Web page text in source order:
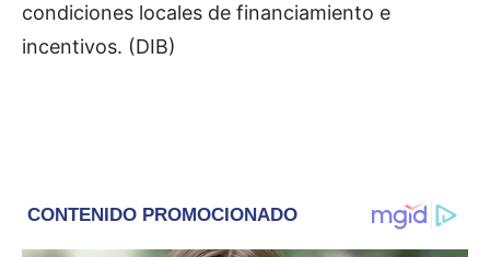
condiciones locales de financiamiento e
incentivos. (DIB)